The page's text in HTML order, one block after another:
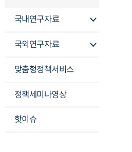
국내연구자료
국외연구자료
맞춤형정책서비스
정책세미나영상
핫이슈